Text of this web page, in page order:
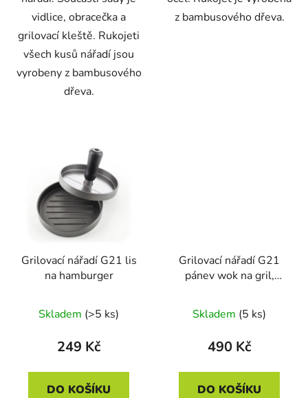
vidlice, obracečka a
grilovací kleště. Rukojeti
všech kusů nářadí jsou
vyrobeny z bambusového
dřeva.
z bambusového dřeva.
Grilovací nářadí G21 lis
na hamburger
Skladem (>5 ks)
249 Kč
DO KOŠÍKU
Grilovací nářadí G21
pánev wok na gril,
Skladem (5 ks)
490 Kč
DO KOŠÍKU